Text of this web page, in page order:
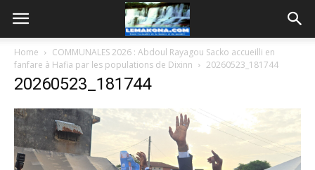
Home
COMMUNALES 2026 : Abdoul Rayagou Sacko accueilli en
fanfare à Hafia par les populations de Dixinn
20260523_181744
20260523_181744